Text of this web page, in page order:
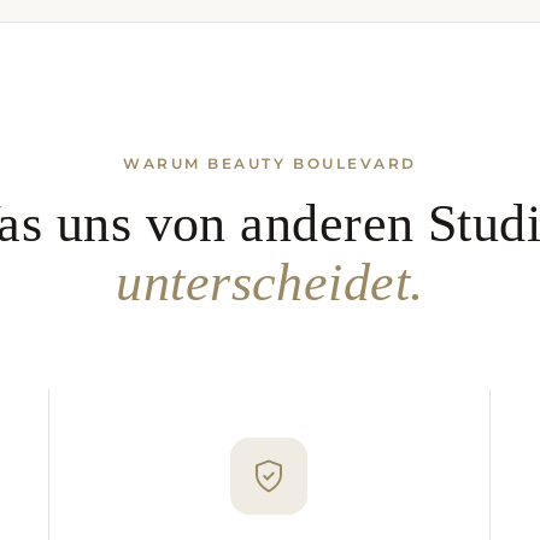
WARUM BEAUTY BOULEVARD
uns von anderen
unterscheidet.